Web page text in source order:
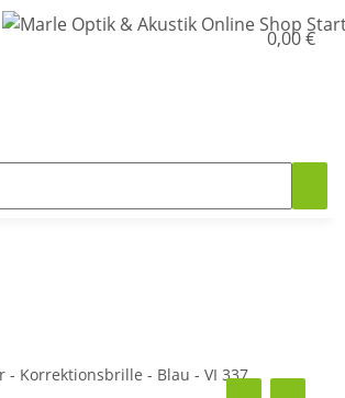
0,00 €